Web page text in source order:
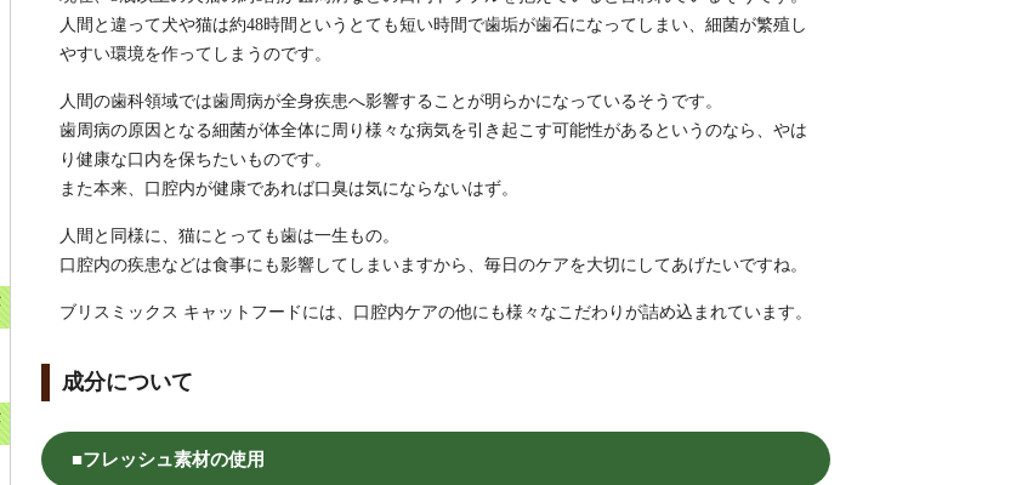
人間と違って犬や猫は約48時間というとても短い時間で歯垢が歯石になってしまい、細菌が繁殖し
やすい環境を作ってしまうのです。
人間の歯科領域では歯周病が全身疾患へ影響することが明らかになっているそうです。
歯周病の原因となる細菌が体全体に周り様々な病気を引き起こす可能性があるというのなら、やは
り健康な口内を保ちたいものです。
また本来、口腔内が健康であれば口臭は気にならないはず。
人間と同様に、猫にとっても歯は一生もの。
口腔内の疾患などは食事にも影響してしまいますから、毎日のケアを大切にしてあげたいですね。
ブリスミックス キャットフードには、口腔内ケアの他にも様々なこだわりが詰め込まれています。
成分について
■フレッシュ素材の使用